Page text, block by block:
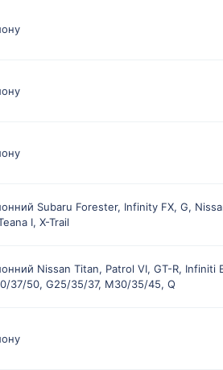
Subaru Forester, Infinity FX, G,
I, X-Trail
Nissan Titan, Patrol VI, GT-R, Infiniti
37/50, G25/35/37, M30/35/45, Q